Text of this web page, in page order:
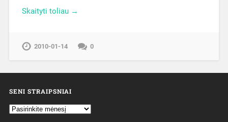
Skaityti toliau →
2010-01-14 0
SENI STRAIPSNIAI